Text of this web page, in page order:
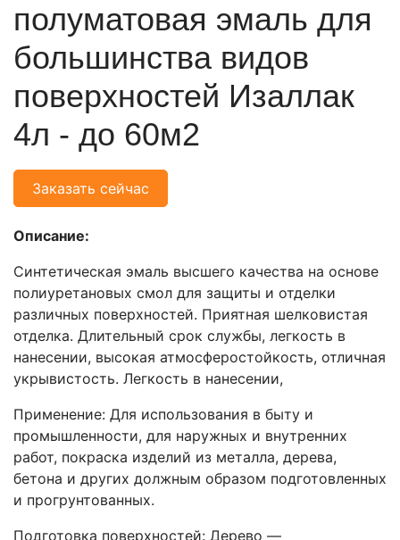
полуматовая эмаль для
большинства видов
поверхностей Изаллак
4л - до 60м2
Заказать сейчас
Описание:
Синтетическая эмаль высшего качества на основе
полиуретановых смол для защиты и отделки
различных поверхностей. Приятная шелковистая
отделка. Длительный срок службы, легкость в
нанесении, высокая атмосферостойкость, отличная
укрывистость. Легкость в нанесении,
Применение: Для использования в быту и
промышленности, для наружных и внутренних
работ, покраска изделий из металла, дерева,
бетона и других должным образом подготовленных
и прогрунтованных.
Подготовка поверхностей: Дерево ―